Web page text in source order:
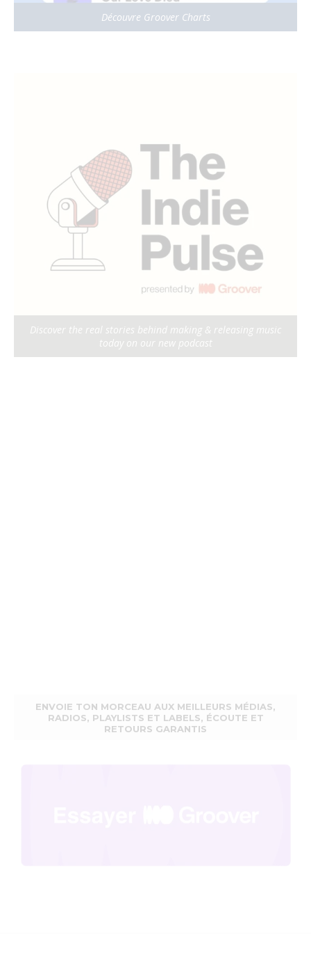
Découvre Groover Charts
Discover the real stories behind making & releasing music
today on our new podcast
ENVOIE TON MORCEAU AUX MEILLEURS MÉDIAS,
RADIOS, PLAYLISTS ET LABELS, ÉCOUTE ET
RETOURS GARANTIS